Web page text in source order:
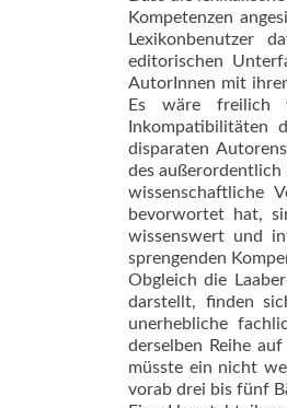
Kompetenzen
Lexikonbenutzer
editorischen
AutorInnen mit
Es wäre freilich
Inkompatibilitäten
disparaten
des außerordentlich
wissenschaftliche
bevorwortet hat,
wissenswert und
sprengenden
Obgleich die
darstellt, finden
unerhebliche
derselben Reihe
müsste ein nicht
vorab drei bis fünf